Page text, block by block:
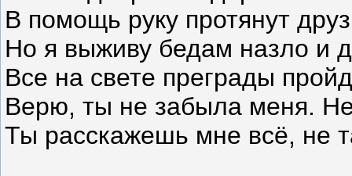
В помощь руку протянут
Но я выживу бедам назло и
Все на свете преграды
Верю, ты не забыла меня.
Ты расскажешь мне всё, не